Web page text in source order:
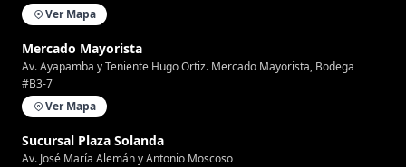
Ver Mapa
Mercado Mayorista
Av. Ayapamba y Teniente Hugo Ortiz. Mercado Mayorista, Bodega
#B3-7
Ver Mapa
Sucursal Plaza Solanda
Av. José María Alemán y Antonio Moscoso